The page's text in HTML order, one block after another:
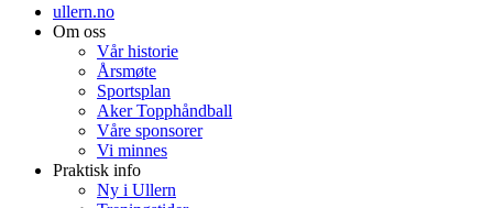
ullern.no
Om oss
Vår historie
Årsmøte
Sportsplan
Aker Topphåndball
Våre sponsorer
Vi minnes
Praktisk info
Ny i Ullern